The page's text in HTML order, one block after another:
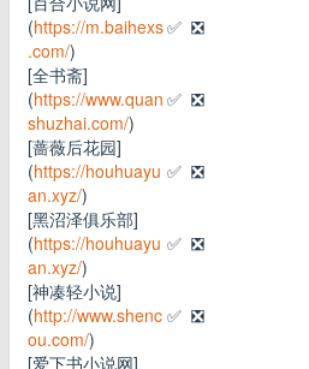
(https://m.baihexs
.com/)
✅ ❎
[全书斋]
(https://www.quan
shuzhai.com/)
✅ ❎
[蔷薇后花园]
(https://houhuayu
an.xyz/)
✅ ❎
[黑沼泽俱乐部]
(https://houhuayu
an.xyz/)
✅ ❎
[神凑轻小说]
(http://www.shenc
ou.com/)
✅ ❎
[爱下书小说网]